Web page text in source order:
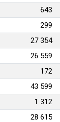
643
299
27 354
26 559
172
43 599
1 312
28 615